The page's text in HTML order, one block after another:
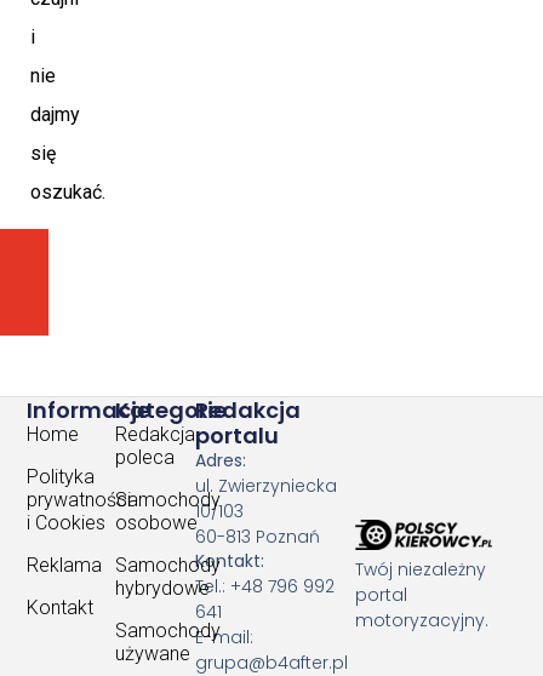
i
nie
dajmy
się
oszukać.
Twój niezależny
portal
motoryzacyjny.
Kategorie
Redakcja
poleca
Samochody
osobowe
Samochody
hybrydowe
Samochody
używane
Informacje
Home
Polityka
prywatności
i Cookies
Reklama
Kontakt
Redakcja
portalu
Adres:
ul. Zwierzyniecka
10/103
60-813 Poznań
Kontakt:
Tel.: +48 796 992
641
E-mail:
grupa@b4after.pl